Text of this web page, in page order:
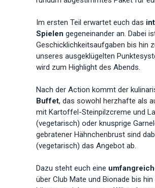
Im ersten Teil erwartet euch das
Spielengegeneinander an. Dabei
Geschicklichkeitsaufgaben bis hin
unseres ausgeklügelten
wird zum Highlight des Abends.
Nach der Action kommt der
Buffet, das sowohl herzhafte als
mit Kartoffel-Steinpilzcreme und
(vegetarisch) oder knusprige
gebratener Hähnchenbrust sind
(vegetarisch) das Angebot ab.
Dazu steht euch eine
über Club Mate und Bionade bis